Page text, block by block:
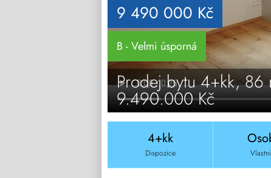
9 490 000 Kč
B - Velmi úsporná
Prodej bytu 4+kk, 86
9.490.000 Kč
4+kk
Dispozice